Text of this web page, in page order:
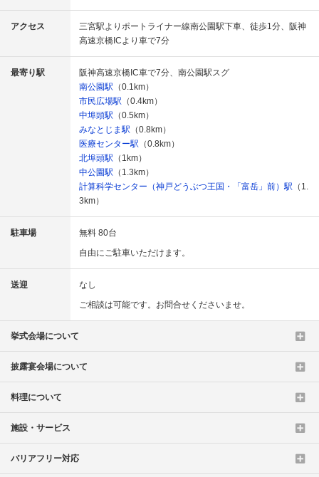
アクセス
三宮駅よりポートライナー線南公園駅下車、徒歩1分、阪神
高速京橋ICより車で7分
最寄り駅
阪神高速京橋IC車で7分、南公園駅スグ
南公園駅 （0.1km）
市民広場駅 （0.4km）
中埠頭駅 （0.5km）
みなとじま駅 （0.8km）
医療センター駅 （0.8km）
北埠頭駅 （1km）
中公園駅 （1.3km）
計算科学センター（神戸どうぶつ王国・「富岳」前）駅 （1.
3km）
駐車場
無料 80台
自由にご駐車いただけます。
送迎
なし
ご相談は可能です。お問合せくださいませ。
挙式会場について
披露宴会場について
料理について
施設・サービス
バリアフリー対応